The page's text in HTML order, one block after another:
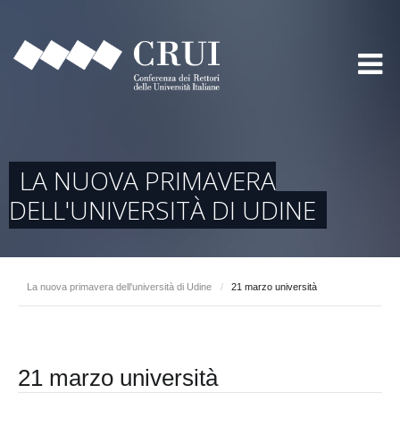
LA NUOVA PRIMAVERA
DELL'UNIVERSITÀ DI UDINE
La nuova primavera dell'università di Udine / 21 marzo università
21 marzo università